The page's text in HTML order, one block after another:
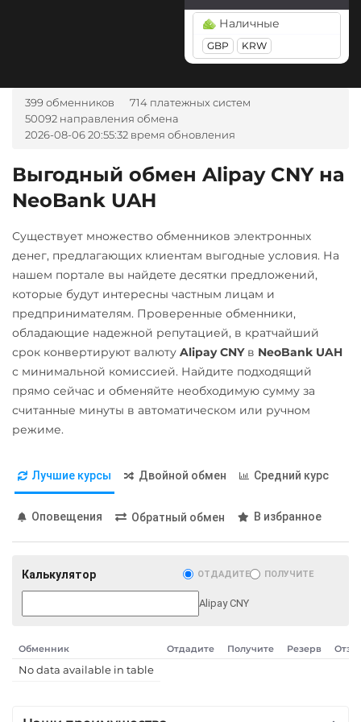
Zcash (ZEC)
Tron (TRX)
TrueUSD (TUSD)
ERC20
Uniswap (UNI)
Polygon
ARB
OP
BASE
Utopia USD (UUSD)
VeChain (VET)
Zcash (ZEC)
BGN
CZK GEL
NOK
TJS
UZS
RON
А-Банк UAH
Альфа-Банк
RUB
Газпромбанк RUB
Евразийский Банк KZT
ЕРИП Расчет BYN
Карта Unionpay CNY
Карта UZCARD UZS
Карта МИР RUB
Любой банк
GEL
МТС Банк RUB
Почта Банк RUB
Наличные
GBP KRW
399 обменников
714 платежных систем
50092 направления обмена
2026-08-06 20:55:32 время обновления
Выгодный обмен Alipay CNY на
NeoBank UAH
Существует множество обменников электронных
денег, предлагающих клиентам выгодные условия. На
нашем портале вы найдете десятки предложений,
которые будут интересны частным лицам и
предпринимателям. Проверенные обменники,
обладающие надежной репутацией, в кратчайший
срок конвертируют валюту Alipay CNYв NeoBank UAH
с минимальной комиссией. Найдите подходящий
прямо сейчас и обменяйте необходимую сумму за
считанные минуты в автоматическом или ручном
режиме.
Лучшие курсы Двойной обмен Средний курс
Оповещения Обратный обмен В избранное
Калькулятор ОТДАДИТЕ ПОЛУЧИТЕ
Alipay CNY
Обменник Отдадите Получите Резерв
No data available in table